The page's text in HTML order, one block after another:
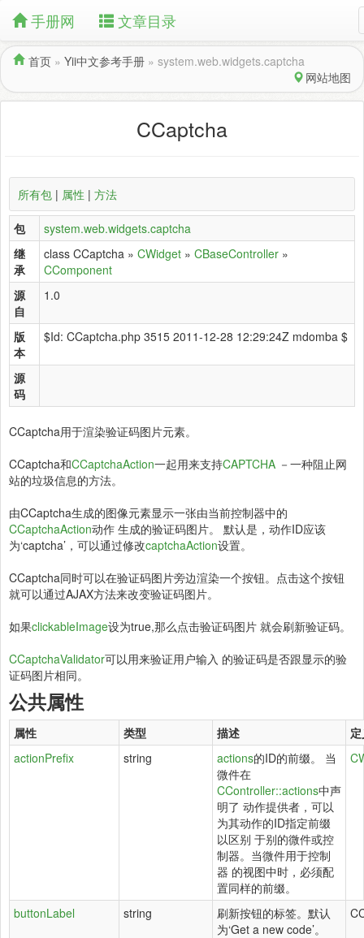
手册网 文章目录
首页 » Yii中文参考手册 » system.web.widgets.captcha
网站地图
CCaptcha
所有包 | 属性 | 方法
包
system.web.widgets.captcha
继
承
class CCaptcha » CWidget » CBaseController »
CComponent
源
自
1.0
版
本
$Id: CCaptcha.php 3515 2011-12-28 12:29:24Z mdomba $
源
码
CCaptcha用于渲染验证码图片元素。
CCaptcha和CCaptchaAction一起用来支持CAPTCHA －一种阻止网
站的垃圾信息的方法。
由CCaptcha生成的图像元素显示一张由当前控制器中的
CCaptchaAction动作 生成的验证码图片。 默认是，动作ID应该
为‘captcha’，可以通过修改captchaAction设置。
CCaptcha同时可以在验证码图片旁边渲染一个按钮。点击这个按钮
就可以通过AJAX方法来改变验证码图片。
如果clickableImage设为true,那么点击验证码图片 就会刷新验证码。
CCaptchaValidator可以用来验证用户输入 的验证码是否跟显示的验
证码图片相同。
公共属性
属性 类型 描述
actionPrefix
string actions的ID的前缀。 当
微件在
CController::actions中声
明了 动作提供者，可以
为其动作的ID指定前缀
以区别 于别的微件或控
制器。当微件用于控制
器 的视图中时，必须配
置同样的前缀。
buttonLabel string
刷新按钮的标签。默认
为‘Get a new code’。